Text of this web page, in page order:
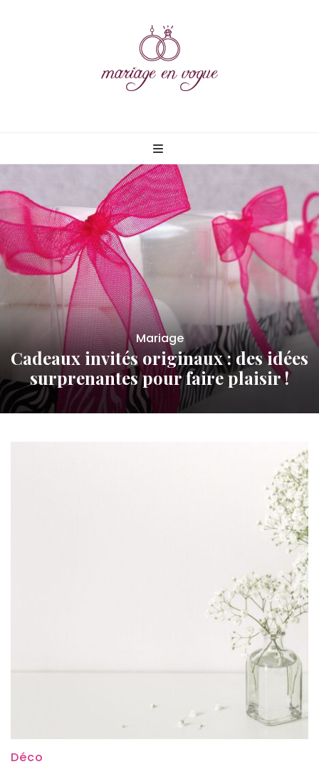
vogue
Mariage
Cadeaux invités originaux : des idées
surprenantes pour faire plaisir !
Déco